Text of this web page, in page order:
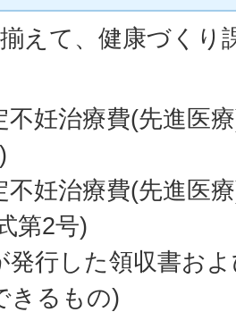
えて、健康づくり
不妊治療費(先進医
不妊治療費(先進医
第2号)
発行した領収書お
きるもの)